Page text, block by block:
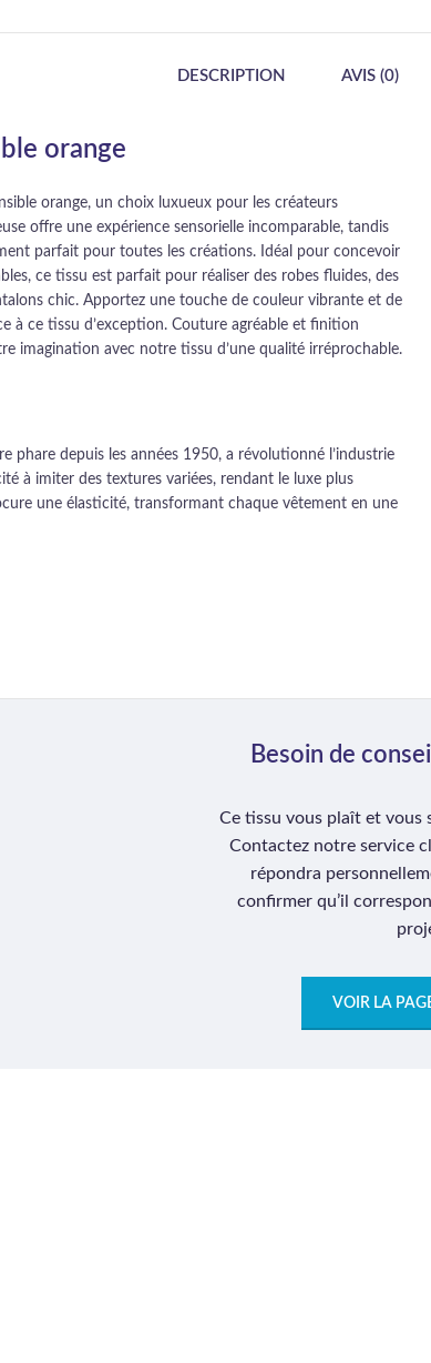
DESCRIPTION AVIS (0)
orange
orange, un choix luxueux pour les créateurs
offre une expérience sensorielle incomparable, tandis
parfait pour toutes les créations. Idéal pour concevoir
ce tissu est parfait pour réaliser des robes fluides, des
chic. Apportez une touche de couleur vibrante et de
à ce tissu d’exception. Couture agréable et finition
imagination avec notre tissu d’une qualité irréprochable.
phare depuis les années 1950, a révolutionné l’industrie
à imiter des textures variées, rendant le luxe plus
une élasticité, transformant chaque vêtement en une
Besoin de
Ce tissu vous plaît et vous
Contactez notre service
répondra
confirmer qu’il
VOIR LA